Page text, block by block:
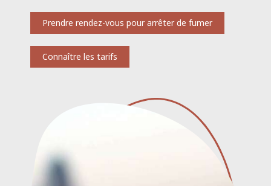
Prendre rendez-vous pour arrêter de fumer
Connaître les tarifs